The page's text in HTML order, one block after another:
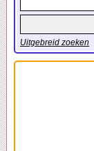
Uitgebreid zoeken